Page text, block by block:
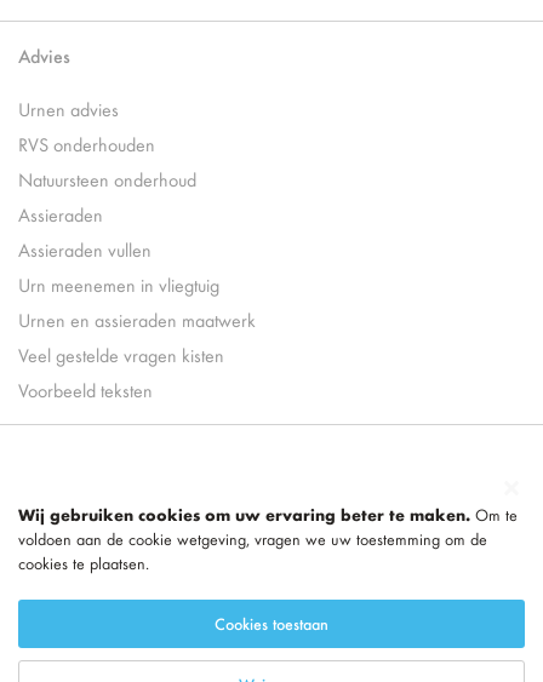
Advies
Urnen advies
RVS onderhouden
Natuursteen onderhoud
Assieraden
Assieraden vullen
Urn meenemen in vliegtuig
Urnen en assieraden maatwerk
Veel gestelde vragen kisten
Voorbeeld teksten
Wij gebruiken cookies om uw ervaring beter te maken. Om te
voldoen aan de cookie wetgeving, vragen we uw toestemming om de
cookies te plaatsen.
Cookies toestaan